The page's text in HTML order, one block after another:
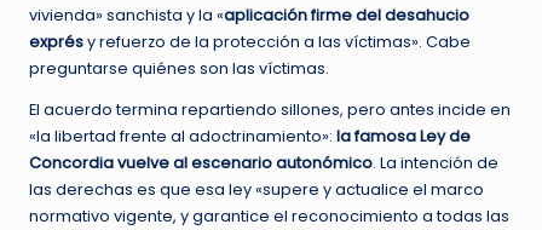
vivienda» sanchista y la «aplicación firme del desahucio
exprésy refuerzo de la protección a las víctimas». Cabe
preguntarse quiénes son las víctimas.
El acuerdo termina repartiendo sillones, pero antes incide en
«la libertad frente al adoctrinamiento»: la famosa Ley de
Concordia vuelve al escenario autonómico. La intención de
las derechas es que esa ley «supere y actualice el marco
normativo vigente, y garantice el reconocimiento a todas las